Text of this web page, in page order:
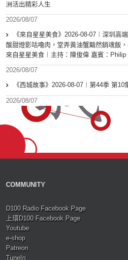
洲活出精彩人生
2026/08/07
《來自星星美食》2026-08-07︱深圳高
酸甜燈影咕嚕肉，堂弄黃油蟹黯然銷魂飯
來自星星美食︱主持：陳俊偉 嘉賓：Philip
2026/08/07
《西城故事》2026-08-07︱第44季 第
2026/08/07
COMMUNITY
D100 Radio Facebook Page
上環D100 Facebook Page
Youtube
e-shop
Patreon
TuneIn